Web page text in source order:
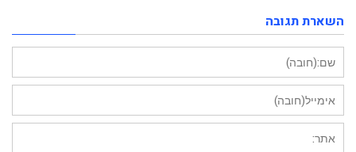
השארת תגובה